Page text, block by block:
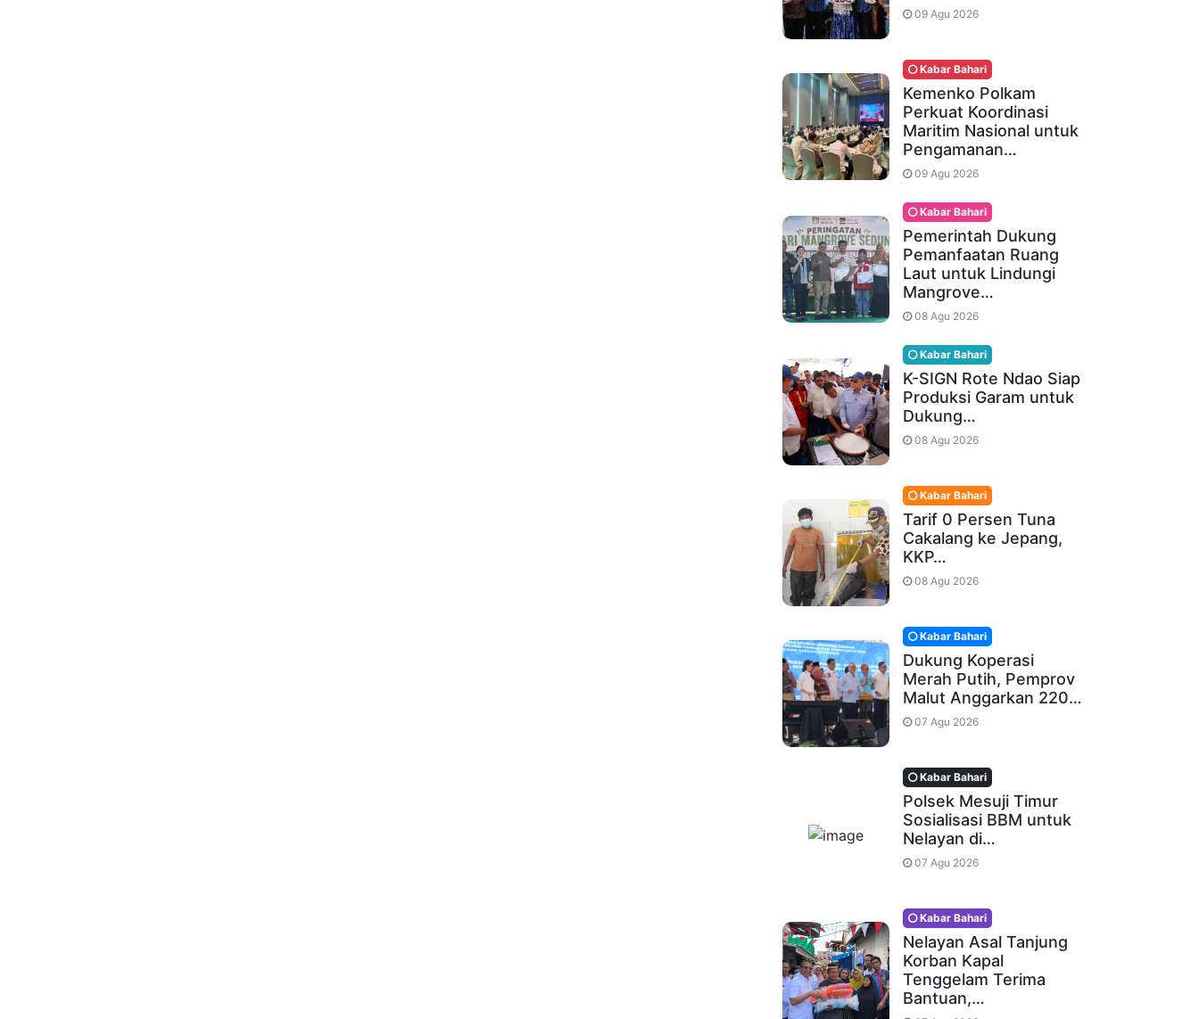
09 Agu 2026
Kabar Bahari
Kemenko Polkam
Perkuat Koordinasi
Maritim Nasional untuk
Pengamanan…
09 Agu 2026
Kabar Bahari
Pemerintah Dukung
Pemanfaatan Ruang
Laut untuk Lindungi
Mangrove…
08 Agu 2026
Kabar Bahari
K-SIGN Rote Ndao Siap
Produksi Garam untuk
Dukung…
08 Agu 2026
Kabar Bahari
Tarif 0 Persen Tuna
Cakalang ke Jepang,
KKP…
08 Agu 2026
Kabar Bahari
Dukung Koperasi
Merah Putih, Pemprov
Malut Anggarkan 220…
07 Agu 2026
Kabar Bahari
Polsek Mesuji Timur
Sosialisasi BBM untuk
Nelayan di…
07 Agu 2026
Kabar Bahari
Nelayan Asal Tanjung
Korban Kapal
Tenggelam Terima
Bantuan,…